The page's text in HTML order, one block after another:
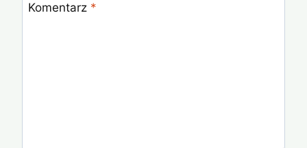
Komentarz *